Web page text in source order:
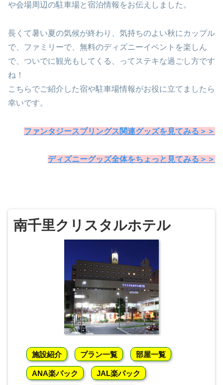
や会場周辺の駐車場と宿泊情報をお伝えしました。
長くて暑い夏の気候が終わり、気持ちのよい秋にカップル
で、ファミリーで、無料のディズニーイベントを楽しん
で、ついでに観光もしてくる、ってステキな過ごし方です
ね！
こちらでご紹介した宿や駐車場情報がお役に立てましたら
幸いです。
ファンタジースプリングス関連グッズを見てみる＞＞
ディズニーグッズ全体をちょっと見てみる＞＞
南千里クリスタルホテル
施設紹介 プラン一覧 部屋一覧
ANA楽パック JAL楽パック